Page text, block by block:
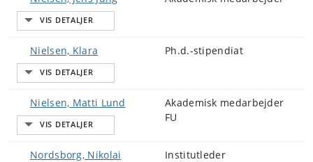
Nielsen, Klara Ph.d.-stipendiat
Nielsen, Matti Lund
Akademisk medarbejder
FU
Nordsborg, Nikolai
Institutleder